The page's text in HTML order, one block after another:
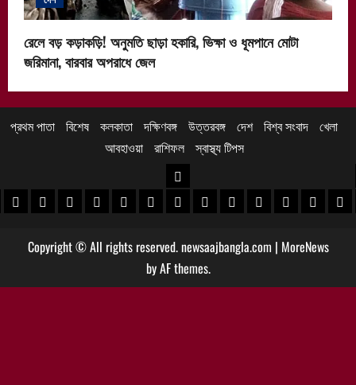
রেলে বড় কড়াকড়ি! অনুমতি ছাড়া হকারি, ভিক্ষা ও ধূমপানে মোটা
জরিমানা, বারবার অপরাধে জেল
প্রথম পাতা বিশেষ কলকাতা দক্ষিণবঙ্গ উত্তরবঙ্গ দেশ বিশ্ব সংবাদ খেলা
আবহাওয়া
রাশিফল স্বাস্থ্য টিপস
খবর
খবর
পুরুলিয়া খবর
বাঁকুড়া খবরপশ্চিম বর্ধমান খবর
পূর্ব বর্ধমান খবর
বীরভূম খবরমুর্শিদাবাদ খবর
উত্তরবঙ্গ
কোচবিহার নিউজ
আলিপুরদুয়ার খবর
জলপাইগুড়ি খবর
শিলিগুড়ি খবর
উত্তরদক্ষিণ
Copyright © All rights reserved. newsaajbangla.com | MoreNews
by AF themes.